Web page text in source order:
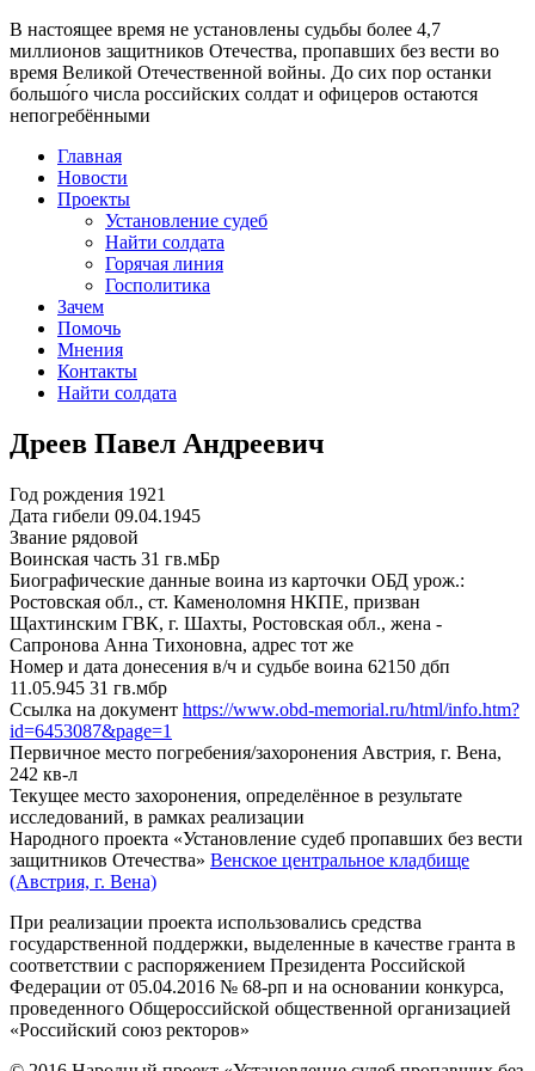
В настоящее время не установлены судьбы более 4,7
миллионов защитников Отечества, пропавших без вести во
время Великой Отечественной войны. До сих пор останки
большо́го числа российских солдат и офицеров остаются
непогребёнными
Главная
Новости
Проекты
Установление судеб
Найти солдата
Горячая линия
Госполитика
Зачем
Помочь
Мнения
Контакты
Найти солдата
Дреев Павел Андреевич
Год рождения 1921
Дата гибели 09.04.1945
Звание рядовой
Воинская часть 31 гв.мБр
Биографические данные воина из карточки ОБД урож.:
Ростовская обл., ст. Каменоломня НКПЕ, призван
Щахтинским ГВК, г. Шахты, Ростовская обл., жена -
Сапронова Анна Тихоновна, адрес тот же
Номер и дата донесения в/ч и судьбе воина 62150 дбп
11.05.945 31 гв.мбр
Ссылка на документ https://www.obd-memorial.ru/html/info.htm?
id=6453087&page=1
Первичное место погребения/захоронения Австрия, г. Вена,
242 кв-л
Текущее место захоронения, определённое в результате
исследований, в рамках реализации
Народного проекта «Установление судеб пропавших без вести
защитников Отечества» Венское центральное кладбище
(Австрия, г. Вена)
При реализации проекта использовались средства
государственной поддержки, выделенные в качестве гранта в
соответствии с распоряжением Президента Российской
Федерации от 05.04.2016 № 68-рп и на основании конкурса,
проведенного Общероссийской общественной организацией
«Российский союз ректоров»